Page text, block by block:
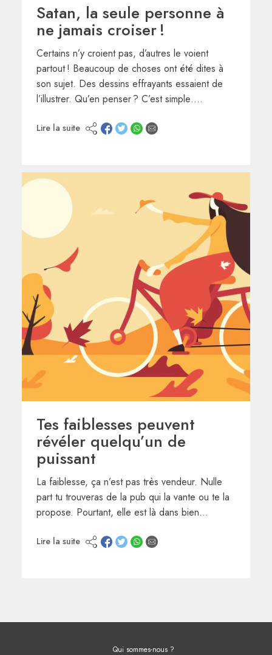
Satan, la seule personne à
ne jamais croiser !
Certains n’y croient pas, d’autres le voient
partout ! Beaucoup de choses ont été dites à
son sujet. Des dessins effrayants essaient de
l’illustrer. Qu’en penser ? C’est simple….
Lire la suite
Tes faiblesses peuvent
révéler quelqu’un de
puissant
La faiblesse, ça n’est pas très vendeur. Nulle
part tu trouveras de la pub qui la vante ou te la
propose. Pourtant, elle est là dans bien…
Lire la suite
Qui sommes-nous ?